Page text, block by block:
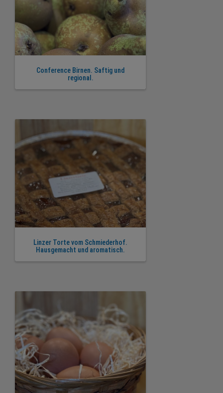
Conference Birnen. Saftig und
regional.
Linzer Torte vom Schmiederhof.
Hausgemacht und aromatisch.